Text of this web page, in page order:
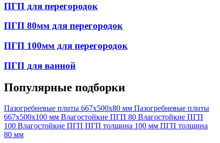
ПГП для перегородок
ПГП 80мм для перегородок
ПГП 100мм для перегородок
ПГП для ванной
Популярные подборки
Пазогребневые плиты 667x500x80 мм Пазогребневые плиты
667х500х100 мм Влагостойкие ПГП 80 Влагостойкие ПГП
100 Влагостойкие ПГП ПГП толщина 100 мм ПГП толщина
80 мм